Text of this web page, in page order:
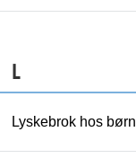
L
Lyskebrok hos børn